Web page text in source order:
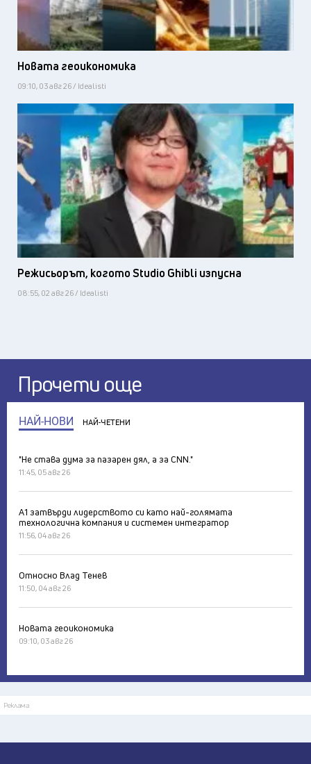
Новата геоикономика
09:10, 03 авг 26 / Idealisti
Режисьорът, когото Studio Ghibli изпусна
08:55, 02 авг 26 / Idealisti
Прочети още
НАЙ-НОВИ НАЙ-ЧЕТЕНИ
"Не става дума за пазарен дял, а за CNN."
11:45, 05 авг 26
А1 затвърди лидерството си като най-голямата
технологична компания и системен интегратор
11:56, 04 авг 26
Относно Влад Тенев
11:50, 04 авг 26
Новата геоикономика
09:10, 03 авг 26
Реклама